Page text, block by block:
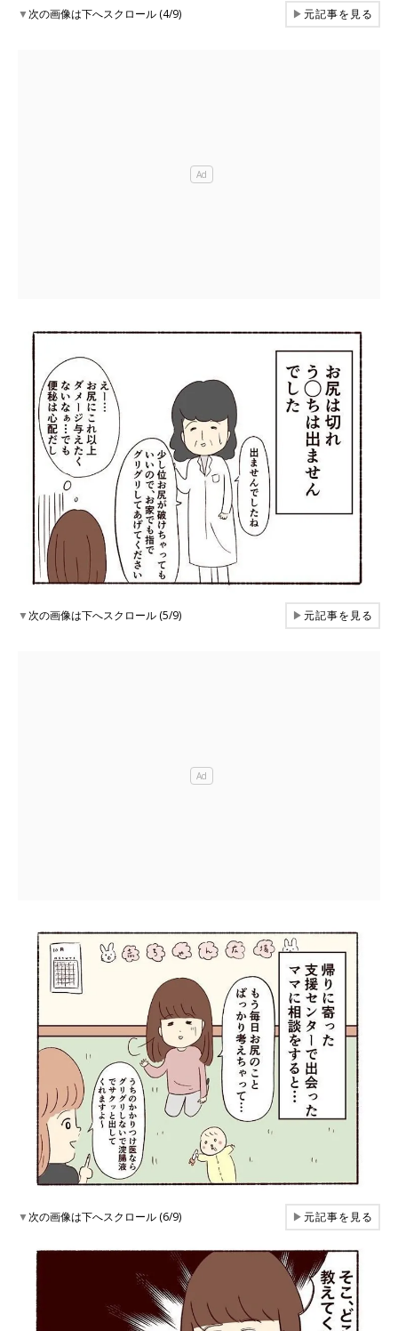
▼次の画像は下へスクロール (4/9) ▶元記事を見る
▼次の画像は下へスクロール (5/9) ▶元記事を見る
▼次の画像は下へスクロール (6/9) ▶元記事を見る